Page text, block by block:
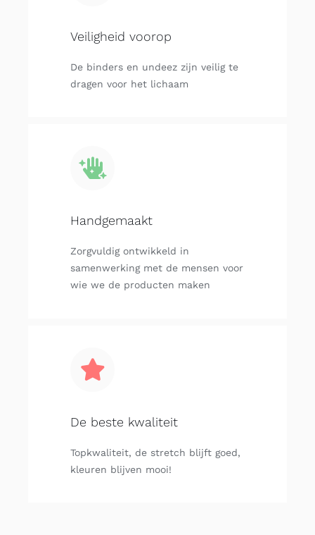
Veiligheid voorop
De binders en undeez zijn veilig te
dragen voor het lichaam
Handgemaakt
Zorgvuldig ontwikkeld in
samenwerking met de mensen voor
wie we de producten maken
De beste kwaliteit
Topkwaliteit, de stretch blijft goed,
kleuren blijven mooi!